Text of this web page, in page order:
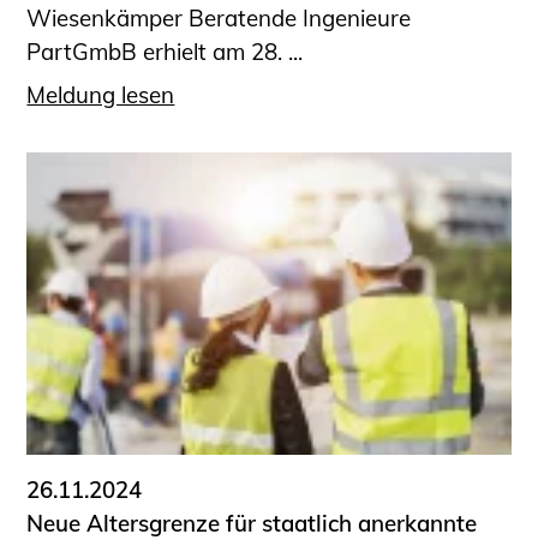
Wiesenkämper Beratende Ingenieure
PartGmbB erhielt am 28. ...
Meldung lesen
26.11.2024
Neue Altersgrenze für staatlich anerkannte